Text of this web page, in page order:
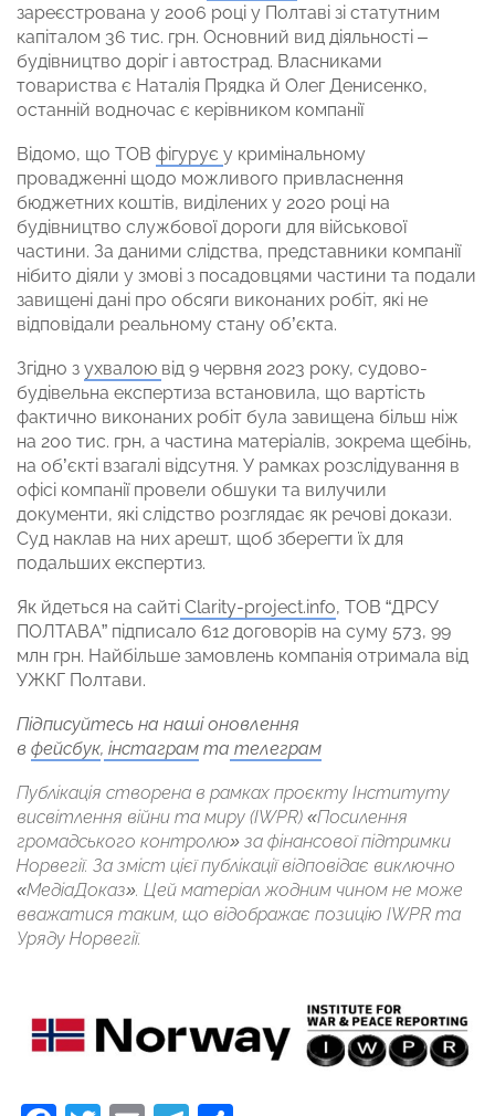
зареєстрована у 2006 році у Полтаві зі статутним
капіталом 36 тис. грн. Основний вид діяльності –
будівництво доріг і автострад. Власниками
товариства є Наталія Прядка й Олег Денисенко,
останній водночас є керівником компанії
Відомо, що ТОВ фігурує у кримінальному
провадженні щодо можливого привласнення
бюджетних коштів, виділених у 2020 році на
будівництво службової дороги для військової
частини. За даними слідства, представники компанії
нібито діяли у змові з посадовцями частини та подали
завищені дані про обсяги виконаних робіт, які не
відповідали реальному стану об’єкта.
Згідно з ухвалою від 9 червня 2023 року, судово-
будівельна експертиза встановила, що вартість
фактично виконаних робіт була завищена більш ніж
на 200 тис. грн, а частина матеріалів, зокрема щебінь,
на об’єкті взагалі відсутня. У рамках розслідування в
офісі компанії провели обшуки та вилучили
документи, які слідство розглядає як речові докази.
Суд наклав на них арешт, щоб зберегти їх для
подальших експертиз.
Як йдеться на сайті Сlarity-project.info, ТОВ “ДРСУ
ПОЛТАВА” підписало 612 договорів на суму 573, 99
млн грн. Найбільше замовлень компанія отримала від
УЖКГ Полтави.
Підписуйтесь на наші оновлення
в фейсбук, інстаграм та телеграм
Публікація створена в рамках проєкту Інституту
висвітлення війни та миру (IWPR) «Посилення
громадського контролю» за фінансової підтримки
Норвегії. За зміст цієї публікації відповідає виключно
«МедіаДоказ». Цей матеріал жодним чином не може
вважатися таким, що відображає позицію IWPR та
Уряду Норвегії.